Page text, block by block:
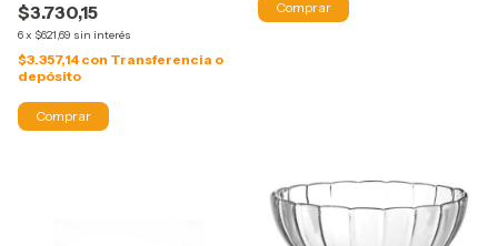
$3.730,15
6x $621,69 sin interés
$3.357,14 con Transferencia o
depósito